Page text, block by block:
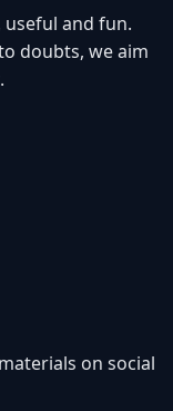
and fun.
doubts, we aim
on social